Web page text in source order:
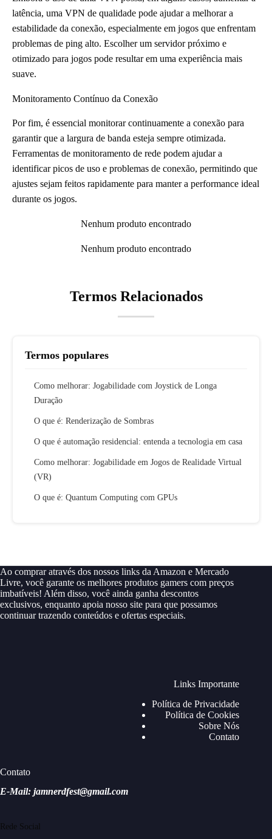
latência, uma VPN de qualidade pode ajudar a melhorar a
estabilidade da conexão, especialmente em jogos que enfrentam
problemas de ping alto. Escolher um servidor próximo e
otimizado para jogos pode resultar em uma experiência mais
suave.
Monitoramento Contínuo da Conexão
Por fim, é essencial monitorar continuamente a conexão para
garantir que a largura de banda esteja sempre otimizada.
Ferramentas de monitoramento de rede podem ajudar a
identificar picos de uso e problemas de conexão, permitindo que
ajustes sejam feitos rapidamente para manter a performance ideal
durante os jogos.
Nenhum produto encontrado
Nenhum produto encontrado
Termos Relacionados
Termos populares
Como melhorar: Jogabilidade com Joystick de Longa
Duração
O que é: Renderização de Sombras
O que é automação residencial: entenda a tecnologia em casa
Como melhorar: Jogabilidade em Jogos de Realidade Virtual
(VR)
O que é: Quantum Computing com GPUs
Ao comprar através dos nossos links da Amazon e Mercado
Livre, você garante os melhores produtos gamers com preços
imbatíveis! Além disso, você ainda ganha descontos
exclusivos, enquanto apoia nosso site para que possamos
continuar trazendo conteúdos e ofertas especiais.
Links Importante
Política de Privacidade
Política de Cookies
Sobre Nós
Contato
Contato
E-Mail: jamnerdfest@gmail.com
Rede Social